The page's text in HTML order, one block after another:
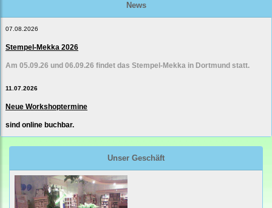
News
07.08.2026
Stempel-Mekka 2026
Am 05.09.26 und 06.09.26 findet das Stempel-Mekka in Dortmund statt.
11.07.2026
Neue Workshoptermine
sind online buchbar.
Unser Geschäft